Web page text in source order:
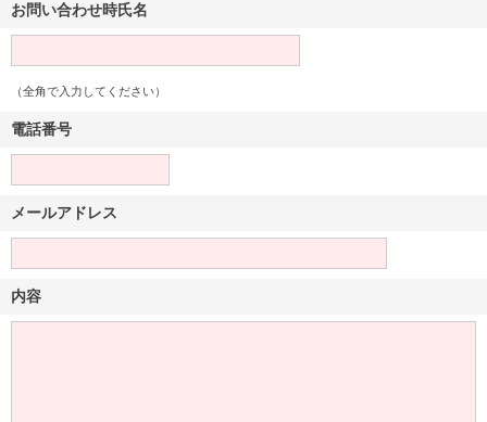
お問い合わせ時氏名
（全角で入力してください）
電話番号
メールアドレス
内容